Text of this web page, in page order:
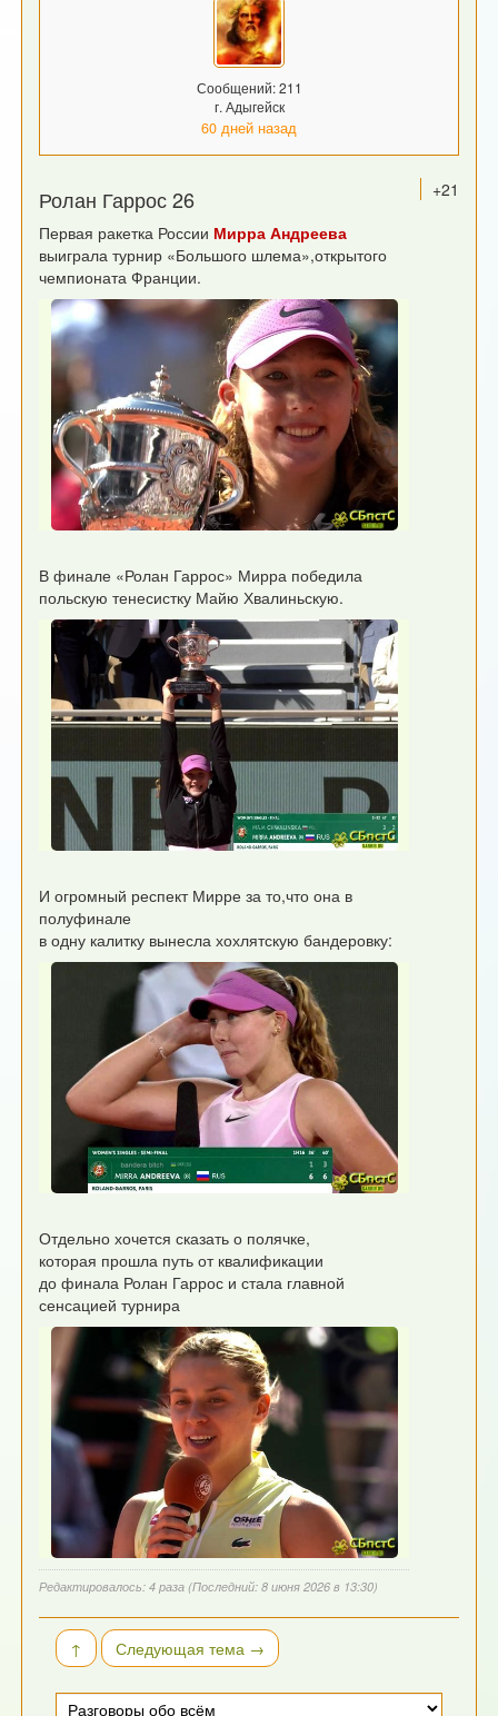
Сообщений: 211
г. Адыгейск
60 дней назад
+21
Ролан Гаррос 26
Первая ракетка России Мирра Андреева
выиграла турнир «Большого шлема»,открытого
чемпионата Франции.
В финале «Ролан Гаррос» Мирра победила
польскую тенесистку Майю Хвалиньскую.
И огромный респект Мирре за то,что она в
полуфинале
в одну калитку вынесла хохлятскую бандеровку:
Отдельно хочется сказать о полячке,
которая прошла путь от квалификации
до финала Ролан Гаррос и стала главной
сенсацией турнира
Редактировалось: 4 раза (Последний: 8 июня 2026 в 13:30)
↑ Следующая тема →